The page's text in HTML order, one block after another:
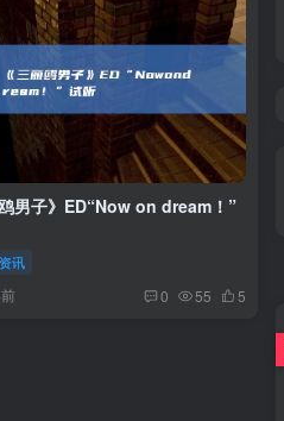
鸥男子》ED“Now on dream！”
讯
0 55 5